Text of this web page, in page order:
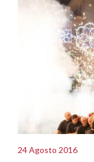
24 Agosto 2016